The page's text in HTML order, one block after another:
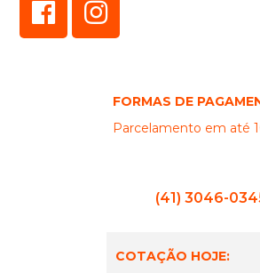
FORMAS DE
Parcelamento em até
(41) 3046-
COTAÇÃO HOJE: